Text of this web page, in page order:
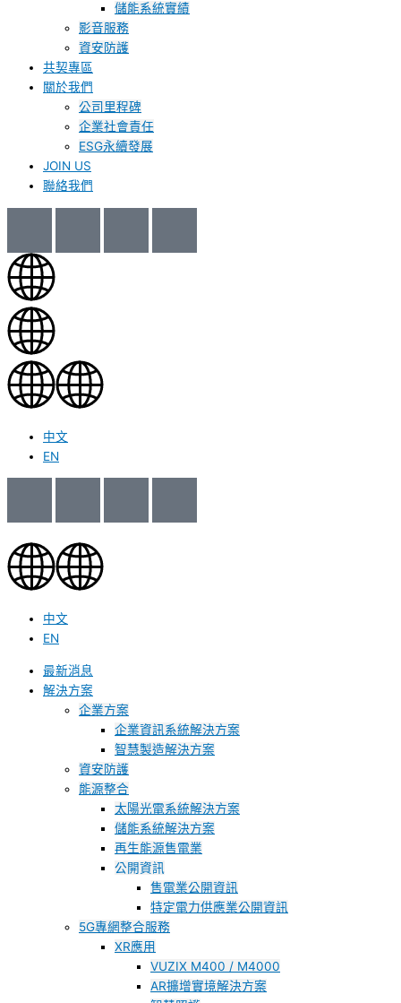
儲能系統實績
影音服務
資安防護
共契專區
關於我們
公司里程碑
企業社會責任
ESG永續發展
JOIN US
聯絡我們
中文
EN
中文
EN
最新消息
解決方案
企業方案
企業資訊系統解決方案
智慧製造解決方案
資安防護
能源整合
太陽光電系統解決方案
儲能系統解決方案
再生能源售電業
公開資訊
售電業公開資訊
特定電力供應業公開資訊
5G專網整合服務
XR應用
VUZIX M400 / M4000
AR擴增實境解決方案